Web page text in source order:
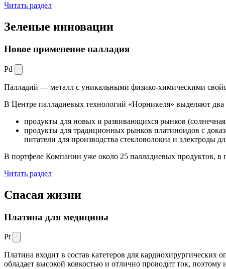
Читать раздел
Зеленые инновации
Новое применение палладия
Pd
Палладий — металл с уникальными физико-химическими
В Центре палладиевых технологий «Норникеля» выделяют два
продукты для новых и развивающихся рынков
продукты для традиционных рынков платиноидов с
питатели для производства стекловолокна и электроды
В портфеле Компании уже около 25 палладиевых продуктов,
Читать раздел
Спасая жизни
Платина для медицины
Pt
Платина входит в состав катетеров для кардиохирургических
обладает высокой ковкостью и отлично проводит ток,